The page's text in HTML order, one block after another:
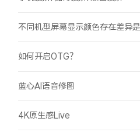
不同机型屏幕显示颜色存在差异是
如何开启OTG？
蓝心AI语音修图
4K原生感Live